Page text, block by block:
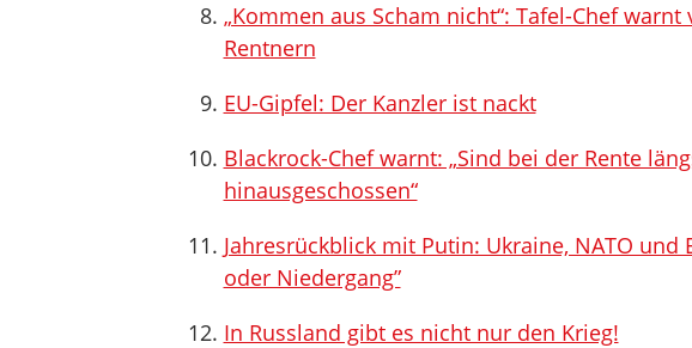
„Kommen aus Scham nicht“: Tafel-Chef
Rentnern
EU-Gipfel: Der Kanzler ist nackt
Blackrock-Chef warnt: „Sind bei der Rente
hinausgeschossen“
Jahresrückblick mit Putin: Ukraine, NATO und
oder Niedergang”
In Russland gibt es nicht nur den Krieg!